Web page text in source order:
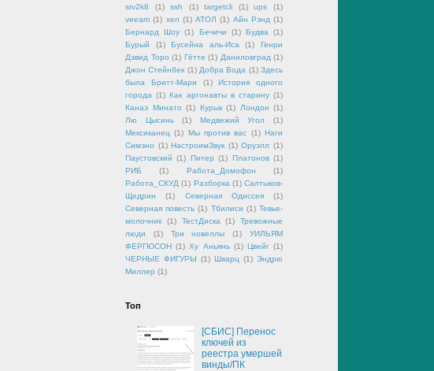
srv2k8
(1) ssh (1) targetcli (1) ups
(1)
veeam (1) xen (1) АТОЛ (1) Айн Рэнд (1)
Бернард Шоу (1) Бечичи (1) Будва (1)
Бурый
(1) Бусейна аль-Иса (1)
Генри
Дэвид Торо (1) Гётте (1) Даниловград (1)
Джон Стейнбек (1) Добра Вода (1) Здесь
была Бритт-Мари
(1)
История одного
города (1) Как аргонавты в старину (1)
Канаэ Минато (1) Курык (1) Лондон (1)
Лю Цысинь
(1) Медвежий Угол
(1)
Мексиканец (1) Мы против вас (1) Наги
Симэно (1) НастроимЗвук (1) Оруэлл (1)
Паустовский (1) Питер (1) Платонов (1)
РИБ
(1) Работа_Домофон
(1)
Работа_СКУД (1) Разборка (1) Салтыков-
Щедрин
(1) Северная Одиссея
(1)
Северная повесть (1) Тбилиси (1) Тевье-
молочник
(1) ТестДиска (1)
Тревожные
люди
(1) Три новеллы (1)
УИЛЬЯМ
ФЕРГЮСОН (1) Ху Аньянь (1) Цвейг (1)
ЧЕРНЫЕ ФИГУРЫ
(1) Шварц (1) Эндрю
Миллер (1)
Топ
[СБИС] Перенос
ключей из
реестра умершей
винды/ПК